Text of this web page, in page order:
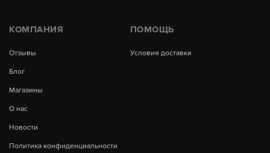
КОМПАНИЯ
Отзывы
Блог
Магазины
О нас
Новости
Политика конфиденциальности
ПОМОЩЬ
Условия доставки